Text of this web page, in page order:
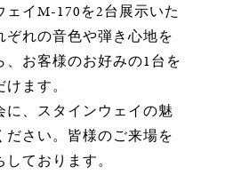
ェイM-170を2台展示いた
ぞれの音色や弾き心地を
、お客様のお好みの1台を
ます。
に、スタインウェイの魅
ださい。皆様のご来場を
ております。